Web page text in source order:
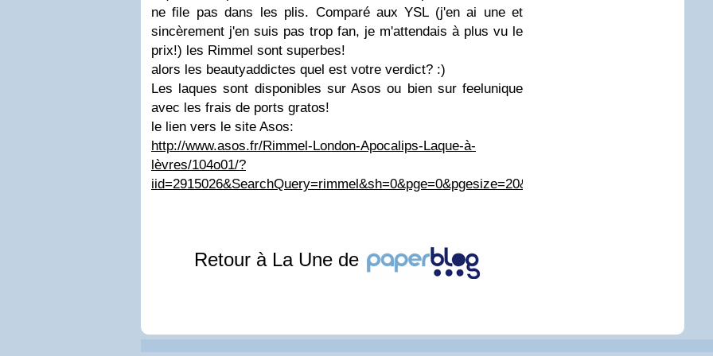
ne file pas dans les plis. Comparé aux YSL (j'en ai une et
sincèrement j'en suis pas trop fan, je m'attendais à plus vu le
prix!) les Rimmel sont superbes!
alors les beautyaddictes quel est votre verdict? :)
Les laques sont disponibles sur Asos ou bien sur feelunique
avec les frais de ports gratos!
le lien vers le site Asos:
http://www.asos.fr/Rimmel-London-Apocalips-Laque-à-
lèvres/104o01/?
iid=2915026&SearchQuery=rimmel&sh=0&pge=0&pgesize=20&sort=-
Retour à La Une de